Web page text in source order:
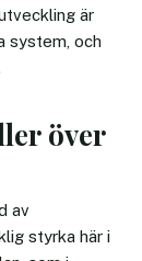
är
system, och
över
av
styrka här i